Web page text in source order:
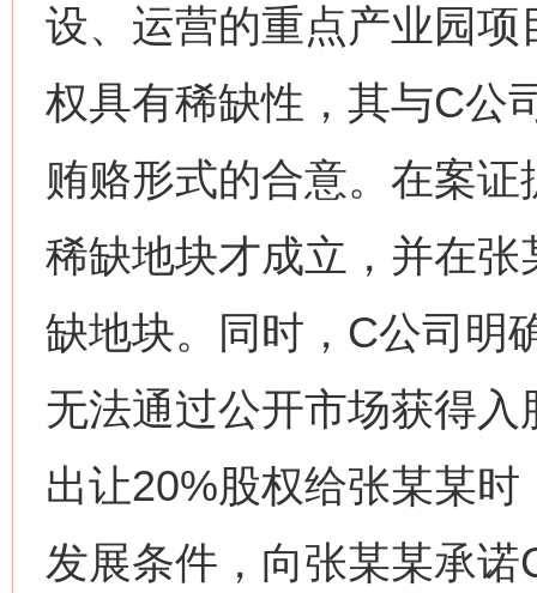
设、运营的重点产业园
权具有稀缺性，其与C公
贿赂形式的合意。在案
稀缺地块才成立，并在
缺地块。同时，C公司明
无法通过公开市场获得
出让20%股权给张某某
发展条件，向张某某承